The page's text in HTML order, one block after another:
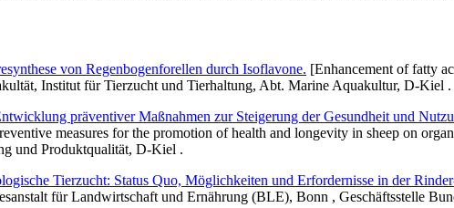
von Regenbogenforellen durch Isoflavone. [Enhancement of fatty
Institut für Tierzucht und Tierhaltung, Abt. Marine Aquakultur, D-Kiel .
präventiver Maßnahmen zur Steigerung der Gesundheit und
measures for the promotion of health and longevity in sheep on
und Produktqualität, D-Kiel .
Tierzucht: Status Quo, Möglichkeiten und Erfordernisse in der
für Landwirtschaft und Ernährung (BLE), Bonn , Geschäftsstelle